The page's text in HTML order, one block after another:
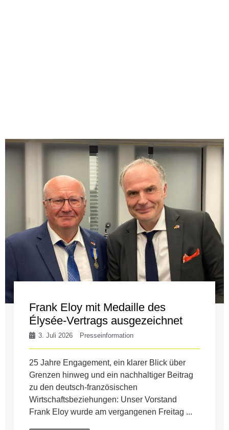
Frank Eloy mit Medaille des
Élysée-Vertrags ausgezeichnet
3. Juli 2026 Presseinformation
25 Jahre Engagement, ein klarer Blick über
Grenzen hinweg und ein nachhaltiger Beitrag
zu den deutsch-französischen
Wirtschaftsbeziehungen: Unser Vorstand
Frank Eloy wurde am vergangenen Freitag ...